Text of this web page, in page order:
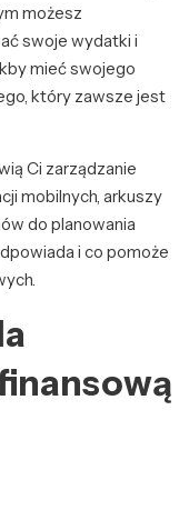
możesz
swoje wydatki i
mieć swojego
który zawsze jest
Ci zarządzanie
mobilnych, arkuszy
do planowania
i co pomoże